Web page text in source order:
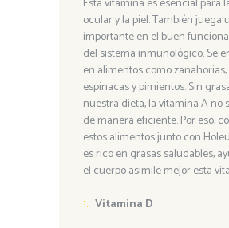
Esta vitamina es esencial para
ocular y la piel. También juega
importante en el buen
del sistema inmunológico. Se
en alimentos como zanahorias,
espinacas y pimientos. Sin
nuestra dieta, la vitamina A no
de manera eficiente. Por eso,
estos alimentos junto con
es rico en grasas saludables,
el cuerpo asimile mejor esta
Vitamina D